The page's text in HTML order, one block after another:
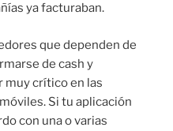
ya facturaban.
que dependen de
de cash y
muy crítico en las
Si tu aplicación
con una o varias